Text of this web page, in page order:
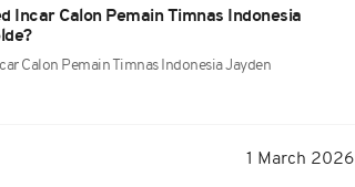
Incar Calon Pemain Timnas Indonesia
Calon Pemain Timnas Indonesia Jayden
1 March 2026